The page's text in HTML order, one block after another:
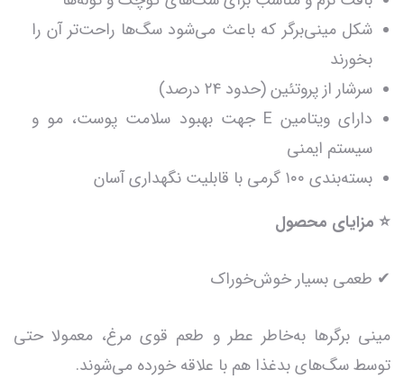
شکل مینی‌برگر که باعث می‌شود سگ‌ها راحت‌تر آن را
بخورند
سرشار از پروتئین (حدود ۲۴ درصد)
دارای ویتامین E جهت بهبود سلامت پوست، مو و
سیستم ایمنی
بسته‌بندی ۱۰۰ گرمی با قابلیت نگهداری آسان
⭐ مزایای محصول
✔ طعمی بسیار خوش‌خوراک
مینی برگرها به‌خاطر عطر و طعم قوی مرغ، معمولا حتی
توسط سگ‌های بدغذا هم با علاقه خورده می‌شوند.